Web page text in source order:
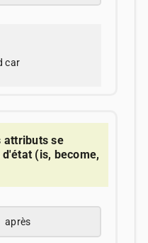
car
attributs se
d'état (is, become,
après